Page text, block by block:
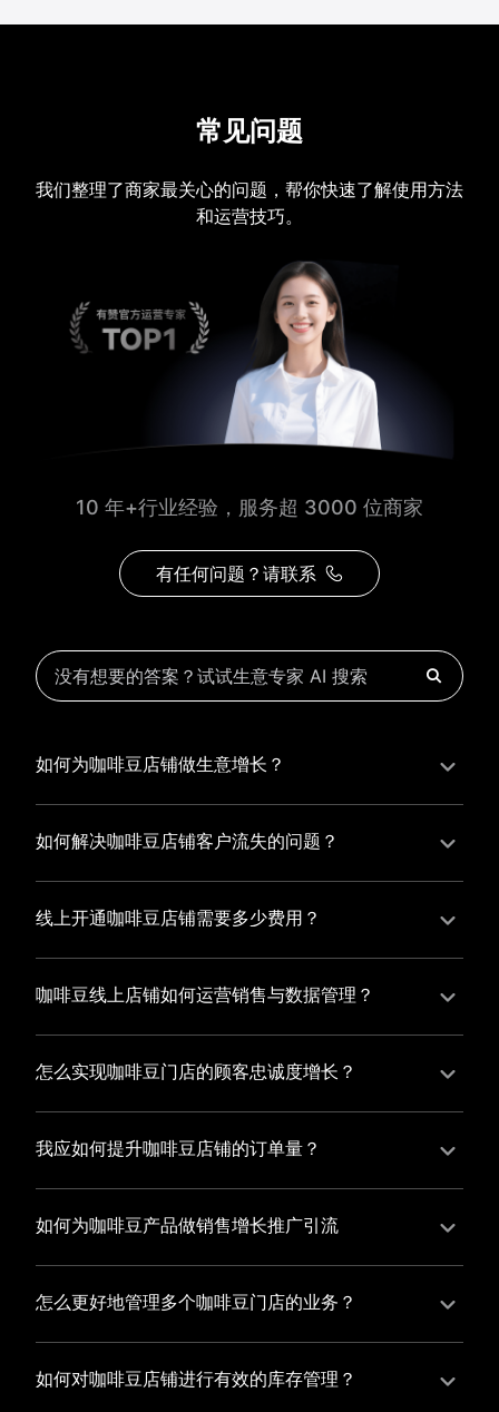
常见问题
我们整理了商家最关心的问题，帮你快速了解使用方法
和运营技巧。
10 年+行业经验，服务超 3000 位商家
有任何问题？请联系
如何为咖啡豆店铺做生意增长？
为咖啡豆店铺实现持续生意增长，您可以通过有赞新零
售的一体化解决方案，整合线上线下资源，实现商品管
店铺的运营效率，促进业务增长。
如何解决咖啡豆店铺客户流失的问题？
咖啡豆店铺精细化运营，有赞私域运营助您轻松解决客
户流失问题，通过有赞微商城、有赞小程序商城搭建专
复购率，实现业绩增长！
线上开通咖啡豆店铺需要多少费用？
选择有赞新零售，您可以开通咖啡豆店铺，快速搭建属
于您的有赞微商城，我们为您提供有赞微商城、有赞私
您共同打造独具特色的品牌，携手共创辉煌事业！
咖啡豆线上店铺如何运营销售与数据管理？
有赞新零售旗下的有赞微商城、有赞私域运营和有赞小
程序商城，为您的线上店铺提供一站式解决方案，从运
态。
怎么实现咖啡豆门店的顾客忠诚度增长？
您可以使用有赞的会员管理系统，建立自己的会员体
系，通过赠送积分、折扣等福利来吸引顾客再次购买，
度。
我应如何提升咖啡豆店铺的订单量？
您可以使用有赞的裂变营销功能，通过给用户发放优惠
券、邀请好友等方式，吸引更多的用户下单购买，并激
如何为咖啡豆产品做销售增长推广引流
有赞新零售旗下产品营销工具、比如优惠券、满减活动
等，吸引更多客户到店消费。另外，通过有赞的微信公
以帮助您增加客流量，赢得客户的青睐
怎么更好地管理多个咖啡豆门店的业务？
有赞新零售一站式解决方案，包括有赞微商城、有赞私
域运营以及有赞小程序商城，将助您轻松打通线上线下
如何对咖啡豆店铺进行有效的库存管理？